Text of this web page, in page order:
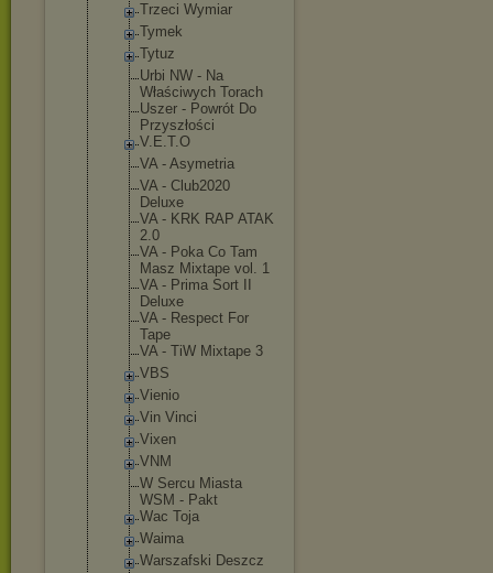
Trzeci Wymiar
Tymek
Tytuz
Urbi NW - Na
Właściwych Torach
Uszer - Powrót Do
Przyszłości
V.E.T.O
VA - Asymetria
VA - Club2020
Deluxe
VA - KRK RAP ATAK
2.0
VA - Poka Co Tam
Masz Mixtape vol. 1
VA - Prima Sort II
Deluxe
VA - Respect For
Tape
VA - TiW Mixtape 3
VBS
Vienio
Vin Vinci
Vixen
VNM
W Sercu Miasta
WSM - Pakt
Wac Toja
Waima
Warszafski Deszcz